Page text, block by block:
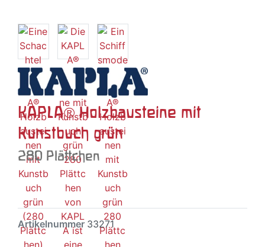
KAPLA® Holzbausteine mit
Kunstbuch grün
280 Plättchen
Artikelnummer 33271